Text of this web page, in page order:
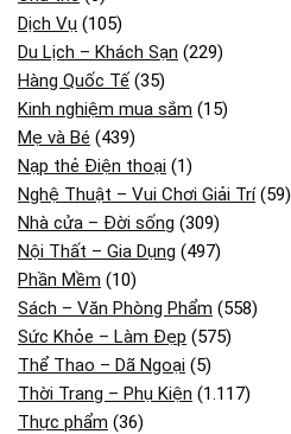
Dịch Vụ (105)
Du Lịch – Khách Sạn (229)
Hàng Quốc Tế (35)
Kinh nghiệm mua sắm (15)
Mẹ và Bé (439)
Nạp thẻ Điện thoại (1)
Nghệ Thuật – Vui Chơi Giải Trí(59)
Nhà cửa – Đời sống (309)
Nội Thất – Gia Dụng (497)
Phần Mềm (10)
Sách – Văn Phòng Phẩm (558)
Sức Khỏe – Làm Đẹp (575)
Thể Thao – Dã Ngoại (5)
Thời Trang – Phụ Kiện (1.117)
Thực phẩm (36)